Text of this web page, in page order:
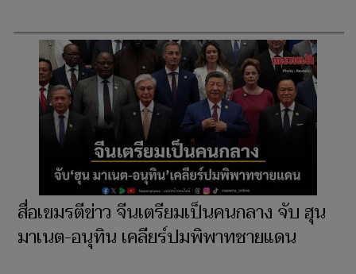
สื่อเขมรตีข่าว จีนเตรียมเป็นคนกลาง จับ ฮุน
มาเนต-อนุทิน เคลียร์ปมพิพาทชายแดน